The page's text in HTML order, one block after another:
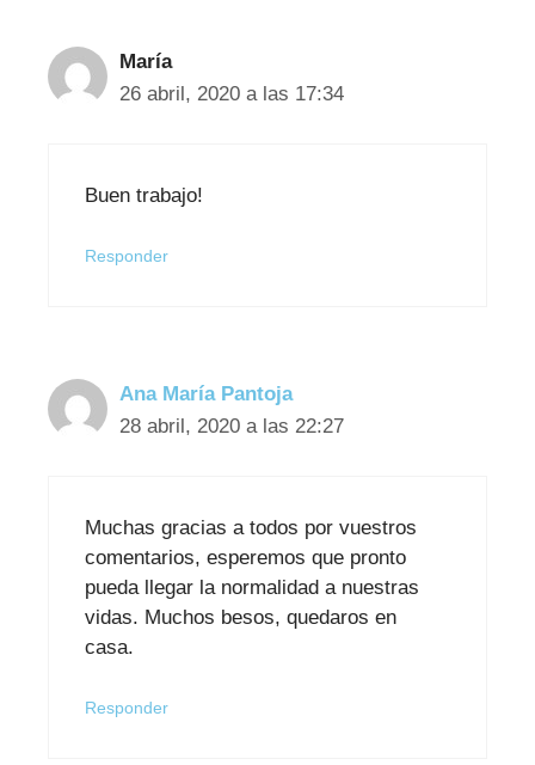
María
26 abril, 2020 a las 17:34
Buen trabajo!
Responder
Ana María Pantoja
28 abril, 2020 a las 22:27
Muchas gracias a todos por vuestros
comentarios, esperemos que pronto
pueda llegar la normalidad a nuestras
vidas. Muchos besos, quedaros en
casa.
Responder